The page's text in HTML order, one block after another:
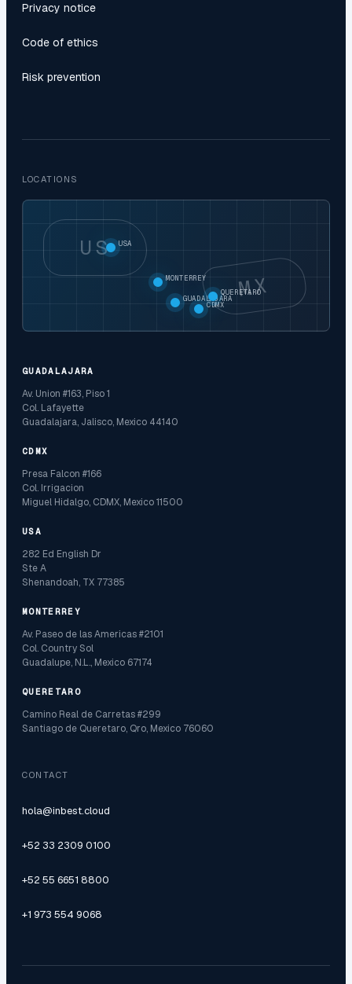
Privacy notice
Code of ethics
Risk prevention
LOCATIONS
US
MX
USA
MONTERREY
GUADALAJARA
CDMX
QUERETARO
GUADALAJARA
Av. Union #163, Piso 1
Col. Lafayette
Guadalajara, Jalisco, Mexico 44140
CDMX
Presa Falcon #166
Col. Irrigacion
Miguel Hidalgo, CDMX, Mexico 11500
USA
282 Ed English Dr
Ste A
Shenandoah, TX 77385
MONTERREY
Av. Paseo de las Americas #2101
Col. Country Sol
Guadalupe, N.L., Mexico 67174
QUERETARO
Camino Real de Carretas #299
Santiago de Queretaro, Qro, Mexico 76060
CONTACT
hola@inbest.cloud
+52 33 2309 0100
+52 55 6651 8800
+1 973 554 9068